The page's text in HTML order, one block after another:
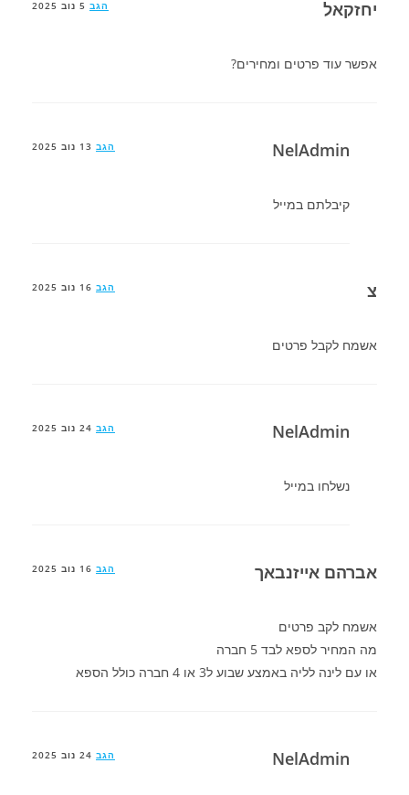
יחזקאל הגב 5 נוב 2025
אפשר עוד פרטים ומחירים?
NelAdmin הגב 13 נוב 2025
קיבלתם במייל
צ הגב 16 נוב 2025
אשמח לקבל פרטים
NelAdmin הגב 24 נוב 2025
נשלחו במייל
אברהם אייזנבאך הגב 16 נוב 2025
אשמח לקב פרטים
מה המחיר לספא לבד 5 חברה
או עם לינה לליה באמצע שבוע ל3 או 4 חברה כולל הספא
NelAdmin הגב 24 נוב 2025